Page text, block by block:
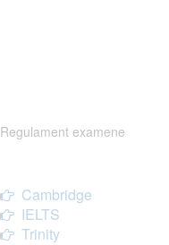
Regulament examene
Cambridge
IELTS
Trinity